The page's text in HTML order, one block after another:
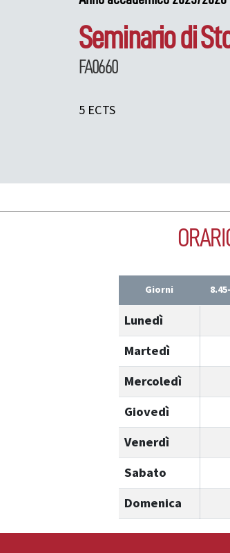
Seminario di
FA0660
5 ECTS
Giorni
Lunedì
Martedì
Mercoledì
Giovedì
Venerdì
Sabato
Domenica